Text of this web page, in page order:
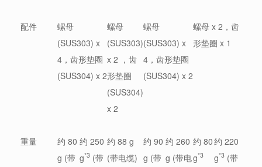
配件
螺母
(SUS303) x
4，齿形垫圈
(SUS304) x 2
螺母
(SUS303)
x 2 ，齿
形垫圈
(SUS304)
x 2
螺母
(SUS303) x
4，齿形垫圈
(SUS304) x 2
螺母 x 2，齿
形垫圈 x 1
重量
约 80
g (带
约 250
g*3 (带
约 88 g
(带电缆)
约 90
g (带
约 260
g (带电
约 80
g*3
约 220
g*3 (带